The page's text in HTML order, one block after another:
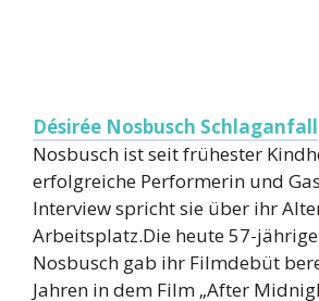
Désirée Nosbusch Schlaganfall
Nosbusch ist seit frühester
erfolgreiche Performerin und
Interview spricht sie über ihr
Arbeitsplatz.Die heute 57-
Nosbusch gab ihr Filmdebüt
Jahren in dem Film „After